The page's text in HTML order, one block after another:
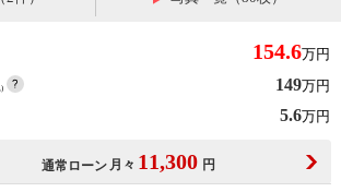
154.6万円
149万円
5.6万円
通常ローン 月々 11,300 円